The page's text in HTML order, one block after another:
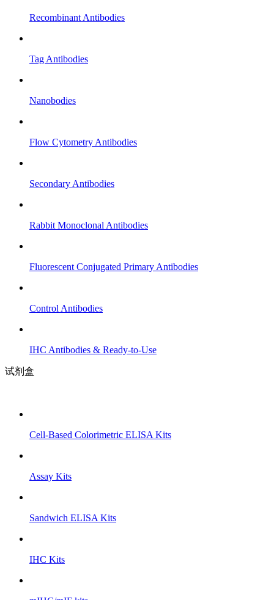
Recombinant Antibodies
Tag Antibodies
Nanobodies
Flow Cytometry Antibodies
Secondary Antibodies
Rabbit Monoclonal Antibodies
Fluorescent Conjugated Primary Antibodies
Control Antibodies
IHC Antibodies & Ready-to-Use
试剂盒
Cell-Based Colorimetric ELISA Kits
Assay Kits
Sandwich ELISA Kits
IHC Kits